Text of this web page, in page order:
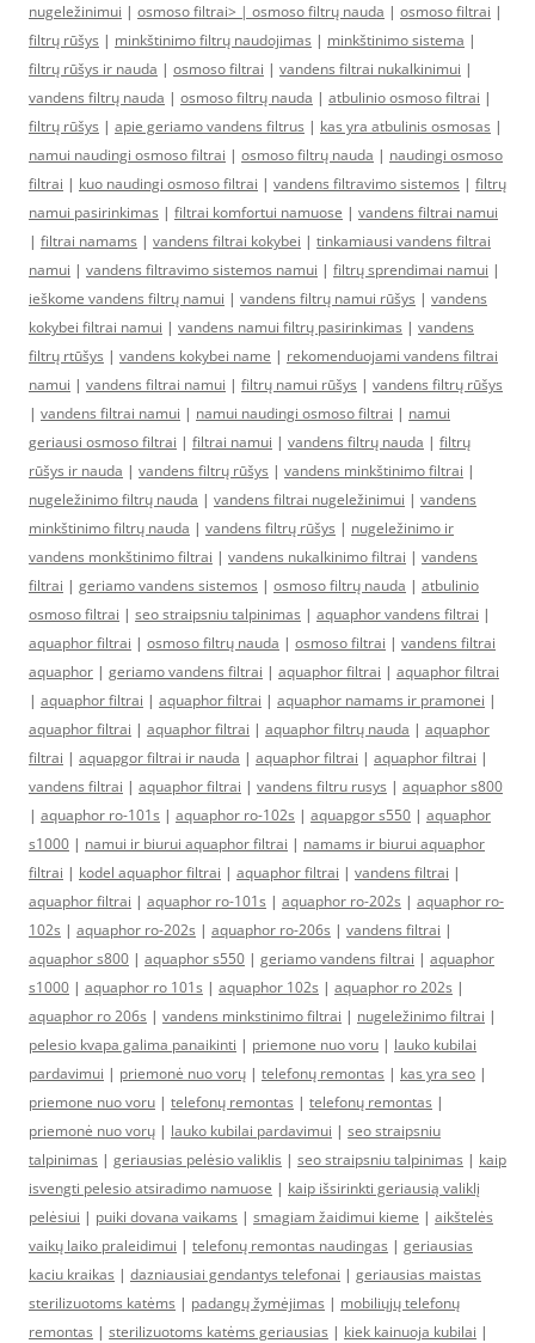
nugeležinimui | osmoso filtrai> | osmoso filtrų nauda | osmoso filtrai |
filtrų rūšys | minkštinimo filtrų naudojimas | minkštinimo sistema |
filtrų rūšys ir nauda | osmoso filtrai | vandens filtrai nukalkinimui |
vandens filtrų nauda | osmoso filtrų nauda | atbulinio osmoso filtrai |
filtrų rūšys | apie geriamo vandens filtrus | kas yra atbulinis osmosas |
namui naudingi osmoso filtrai | osmoso filtrų nauda | naudingi osmoso
filtrai | kuo naudingi osmoso filtrai | vandens filtravimo sistemos | filtrų
namui pasirinkimas | filtrai komfortui namuose | vandens filtrai namui
| filtrai namams | vandens filtrai kokybei | tinkamiausi vandens filtrai
namui | vandens filtravimo sistemos namui | filtrų sprendimai namui |
ieškome vandens filtrų namui | vandens filtrų namui rūšys | vandens
kokybei filtrai namui | vandens namui filtrų pasirinkimas | vandens
filtrų rtūšys | vandens kokybei name | rekomenduojami vandens filtrai
namui | vandens filtrai namui | filtrų namui rūšys | vandens filtrų rūšys
| vandens filtrai namui | namui naudingi osmoso filtrai | namui
geriausi osmoso filtrai | filtrai namui | vandens filtrų nauda | filtrų
rūšys ir nauda | vandens filtrų rūšys | vandens minkštinimo filtrai |
nugeležinimo filtrų nauda | vandens filtrai nugeležinimui | vandens
minkštinimo filtrų nauda | vandens filtrų rūšys | nugeležinimo ir
vandens monkštinimo filtrai | vandens nukalkinimo filtrai | vandens
filtrai | geriamo vandens sistemos | osmoso filtrų nauda | atbulinio
osmoso filtrai | seo straipsniu talpinimas | aquaphor vandens filtrai |
aquaphor filtrai | osmoso filtrų nauda | osmoso filtrai | vandens filtrai
aquaphor | geriamo vandens filtrai | aquaphor filtrai | aquaphor filtrai
| aquaphor filtrai | aquaphor filtrai | aquaphor namams ir pramonei |
aquaphor filtrai | aquaphor filtrai | aquaphor filtrų nauda | aquaphor
filtrai | aquapgor filtrai ir nauda | aquaphor filtrai | aquaphor filtrai |
vandens filtrai | aquaphor filtrai | vandens filtru rusys | aquaphor s800
| aquaphor ro-101s | aquaphor ro-102s | aquapgor s550 | aquaphor
s1000 | namui ir biurui aquaphor filtrai | namams ir biurui aquaphor
filtrai | kodel aquaphor filtrai | aquaphor filtrai | vandens filtrai |
aquaphor filtrai | aquaphor ro-101s | aquaphor ro-202s | aquaphor ro-
102s | aquaphor ro-202s | aquaphor ro-206s | vandens filtrai |
aquaphor s800 | aquaphor s550 | geriamo vandens filtrai | aquaphor
s1000 | aquaphor ro 101s | aquaphor 102s | aquaphor ro 202s |
aquaphor ro 206s | vandens minkstinimo filtrai | nugeležinimo filtrai |
pelesio kvapa galima panaikinti | priemone nuo voru | lauko kubilai
pardavimui | priemonė nuo vorų | telefonų remontas | kas yra seo |
priemone nuo voru | telefonų remontas | telefonų remontas |
priemonė nuo vorų | lauko kubilai pardavimui | seo straipsniu
talpinimas | geriausias pelėsio valiklis | seo straipsniu talpinimas | kaip
isvengti pelesio atsiradimo namuose | kaip išsirinkti geriausią valiklį
pelėsiui | puiki dovana vaikams | smagiam žaidimui kieme | aikštelės
vaikų laiko praleidimui | telefonų remontas naudingas | geriausias
kaciu kraikas | dazniausiai gendantys telefonai | geriausias maistas
sterilizuotoms katėms | padangų žymėjimas | mobiliųjų telefonų
remontas | sterilizuotoms katėms geriausias | kiek kainuoja kubilai |